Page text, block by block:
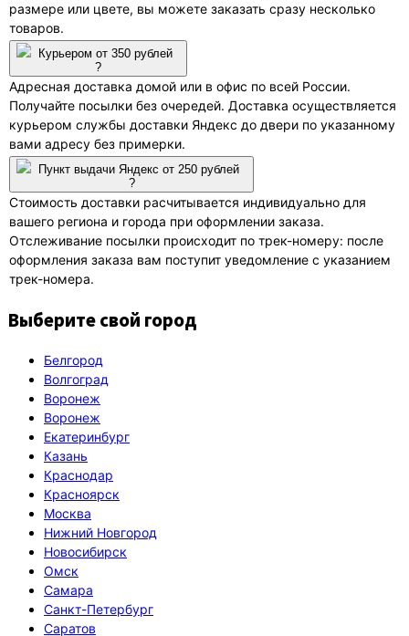
размере или цвете, вы можете заказать сразу несколько
товаров.
Курьером от 350 рублей
?
Адресная доставка домой или в офис по всей России.
Получайте посылки без очередей. Доставка осуществляется
курьером службы доставки Яндекс до двери по указанному
вами адресу без примерки.
Пункт выдачи Яндекс от 250 рублей
?
Стоимость доставки расчитывается индивидуально для
вашего региона и города при оформлении заказа.
Отслеживание посылки происходит по трек-номеру: после
оформления заказа вам поступит уведомление с указанием
трек-номера.
Выберите свой город
Белгород
Волгоград
Воронеж
Воронеж
Екатеринбург
Казань
Краснодар
Красноярск
Москва
Нижний Новгород
Новосибирск
Омск
Самара
Санкт-Петербург
Саратов